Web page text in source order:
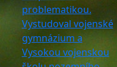
problematikou.
Vystudoval vojenské
gymnázium a
Vysokou vojenskou